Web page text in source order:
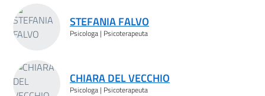
STEFANIA FALVO
Psicologa | Psicoterapeuta
CHIARA DEL VECCHIO
Psicologa | Psicoterapeuta